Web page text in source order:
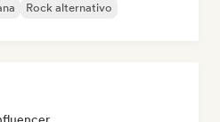
Rock alternativo